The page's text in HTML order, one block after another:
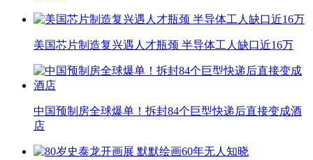
美国芯片制造复兴遇人才瓶颈 半导体工人缺口近16万
中国预制房全球爆单！拆封84个巨型快递后直接变成酒
店